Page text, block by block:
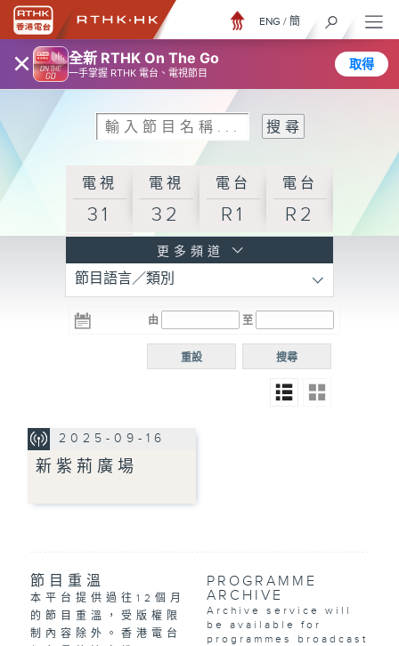
× 全新 RTHK On The Go
一手掌握 RTHK 電台、電視節目
取得
ENG / 簡
電視
31
電視
32
電台
R1
電台
R2
R3
電台 電台
R5
電台
普通
更多頻道
節目語言／類別
由 至
搜尋
重設
2025-09-16
新紫荊廣場
節目重溫
本平台提供過往12個月
的節目重溫，受版權限
制內容除外。香港電台
PROGRAMME
ARCHIVE
Archive service will
be available for
programmes broadcast